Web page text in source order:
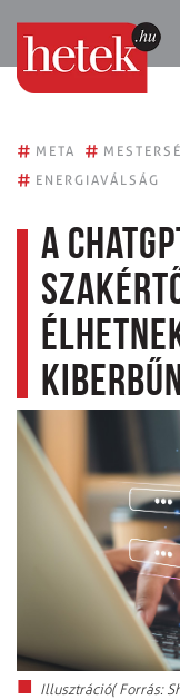
# META #
# ENERGIAVÁLSÁG
A
Illusztráció( Forrás: